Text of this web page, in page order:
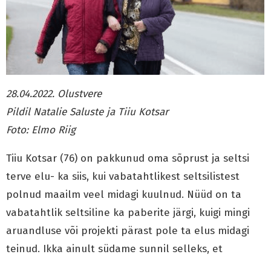
28.04.2022. Olustvere
Pildil Natalie Saluste ja Tiiu Kotsar
Foto: Elmo Riig
Tiiu Kotsar (76) on pakkunud oma sõprust ja seltsi
terve elu- ka siis, kui vabatahtlikest seltsilistest
polnud maailm veel midagi kuulnud. Nüüd on ta
vabatahtlik seltsiline ka paberite järgi, kuigi mingi
aruandluse või projekti pärast pole ta elus midagi
teinud. Ikka ainult südame sunnil selleks, et